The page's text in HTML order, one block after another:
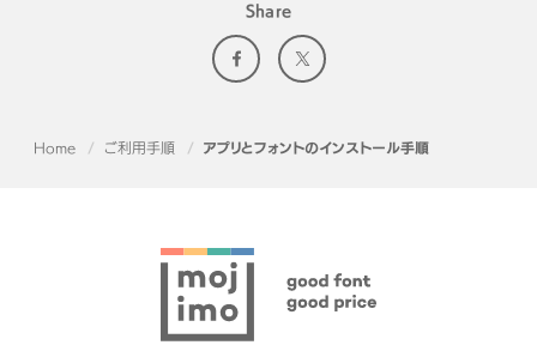
Share
Home ご利用手順 アプリとフォントのインストール手順